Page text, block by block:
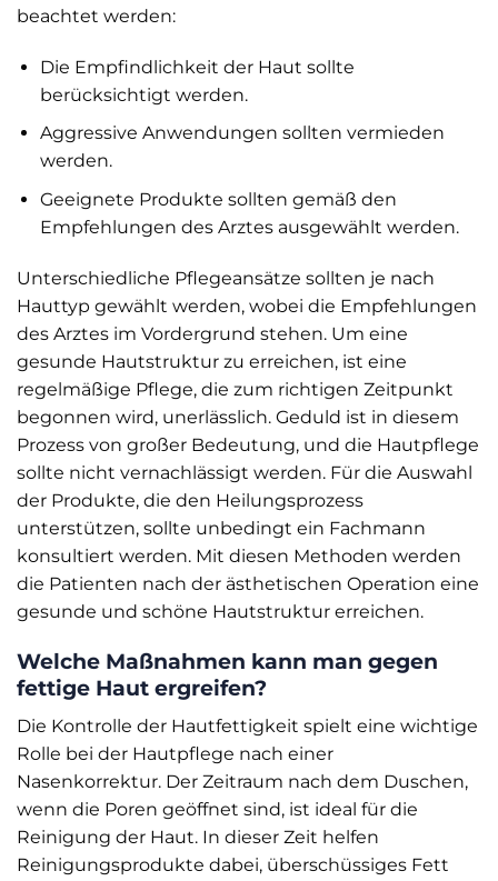
beachtet werden:
Die Empfindlichkeit der Haut sollte
berücksichtigt werden.
Aggressive Anwendungen sollten vermieden
werden.
Geeignete Produkte sollten gemäß den
Empfehlungen des Arztes ausgewählt werden.
Unterschiedliche Pflegeansätze sollten je nach
Hauttyp gewählt werden, wobei die Empfehlungen
des Arztes im Vordergrund stehen. Um eine
gesunde Hautstruktur zu erreichen, ist eine
regelmäßige Pflege, die zum richtigen Zeitpunkt
begonnen wird, unerlässlich. Geduld ist in diesem
Prozess von großer Bedeutung, und die Hautpflege
sollte nicht vernachlässigt werden. Für die Auswahl
der Produkte, die den Heilungsprozess
unterstützen, sollte unbedingt ein Fachmann
konsultiert werden. Mit diesen Methoden werden
die Patienten nach der ästhetischen Operation eine
gesunde und schöne Hautstruktur erreichen.
Welche Maßnahmen kann man gegen
fettige Haut ergreifen?
Die Kontrolle der Hautfettigkeit spielt eine wichtige
Rolle bei der Hautpflege nach einer
Nasenkorrektur. Der Zeitraum nach dem Duschen,
wenn die Poren geöffnet sind, ist ideal für die
Reinigung der Haut. In dieser Zeit helfen
Reinigungsprodukte dabei, überschüssiges Fett